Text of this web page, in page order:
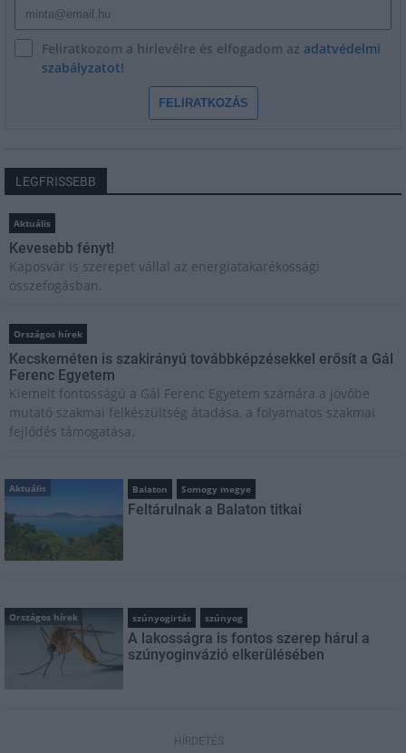
Feliratkozom a hírlevélre és elfogadom az adatvédelmi
szabályzatot!
FELIRATKOZÁS
LEGFRISSEBB
Aktuális
Kevesebb fényt!
Kaposvár is szerepet vállal az energiatakarékossági
összefogásban.
Országos hírek
Kecskeméten is szakirányú továbbképzésekkel erősít a Gál
Ferenc Egyetem
Kiemelt fontosságú a Gál Ferenc Egyetem számára a jövőbe
mutató szakmai felkészültség átadása, a folyamatos szakmai
fejlődés támogatása.
Aktuális Balaton Somogy megye
Feltárulnak a Balaton titkai
Országos hírek szúnyogirtás szúnyog
A lakosságra is fontos szerep hárul a
szúnyoginvázió elkerülésében
HÍRDETÉS